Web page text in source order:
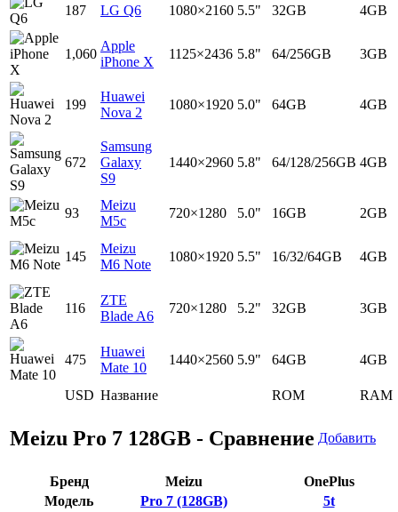
USD Название ROM RAM
187 LG Q6 1080×2160 5.5" 32GB 4GB
1,060
Apple
iPhone X
1125×2436 5.8" 64/256GB 3GB
199
Huawei
Nova 2
1080×1920 5.0" 64GB 4GB
672
Samsung
Galaxy
S9
1440×2960 5.8" 64/128/256GB 4GB
93
Meizu
M5c
720×1280 5.0" 16GB 2GB
145
Meizu
M6 Note
1080×1920 5.5" 16/32/64GB 4GB
116
ZTE
Blade A6
720×1280 5.2" 32GB 3GB
475
Huawei
Mate 10
1440×2560 5.9" 64GB 4GB
Meizu Pro 7 128GB - Сравнение Добавить
Бренд Meizu
OnePlus
Модель
Pro 7 (128GB)
5t